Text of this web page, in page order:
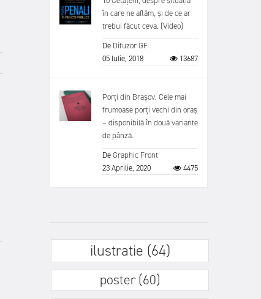
în care ne aflăm, și de ce ar
trebui făcut ceva. (Video)
De Difuzor GF
05 Iulie, 2018
13687
Porți din Brașov. Cele mai
frumoase porți vechi din oraș
– disponibilă în două variante
de pânză.
DeGraphic Front
23 Aprilie, 2020
4475
ilustratie (64)
poster (60)